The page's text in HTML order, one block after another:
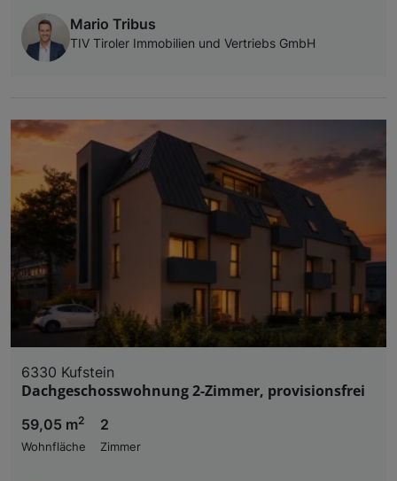
Mario Tribus
TIV Tiroler Immobilien und Vertriebs GmbH
6330 Kufstein
Dachgeschosswohnung 2-Zimmer, provisionsfrei
59,05 m2
Wohnfläche
2
Zimmer